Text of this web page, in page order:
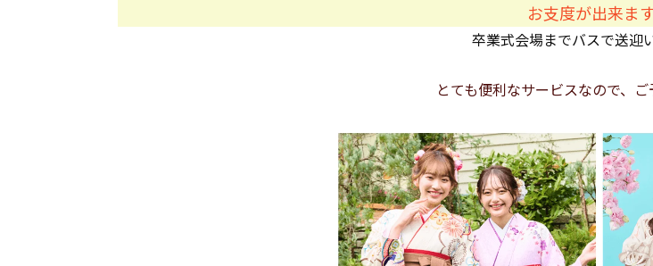
お支度が出来ま
卒業式会場までバスで送迎
とても便利なサービスなので、ご